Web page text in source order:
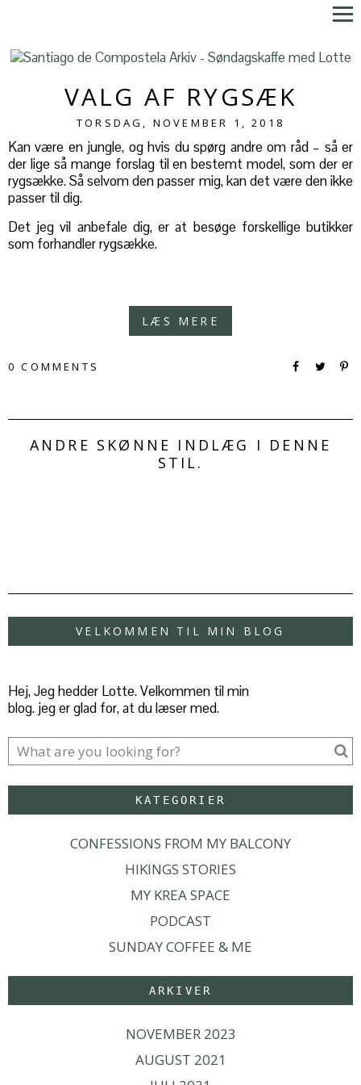
VALG AF RYGSÆK
TORSDAG, NOVEMBER 1, 2018
Kan være en jungle, og hvis du spørg andre om råd – så er
der lige så mange forslag til en bestemt model, som der er
rygsække. Så selvom den passer mig, kan det være den ikke
passer til dig.
Det jeg vil anbefale dig, er at besøge forskellige butikker
som forhandler rygsække.
LÆS MERE
0 COMMENTS
ANDRE SKØNNE INDLÆG I DENNE
STIL.
VELKOMMEN TIL MIN BLOG
Hej, Jeg hedder Lotte. Velkommen til min
blog. jeg er glad for, at du læser med.
KATEGORIER
CONFESSIONS FROM MY BALCONY
HIKINGS STORIES
MY KREA SPACE
PODCAST
SUNDAY COFFEE & ME
ARKIVER
NOVEMBER 2023
AUGUST 2021